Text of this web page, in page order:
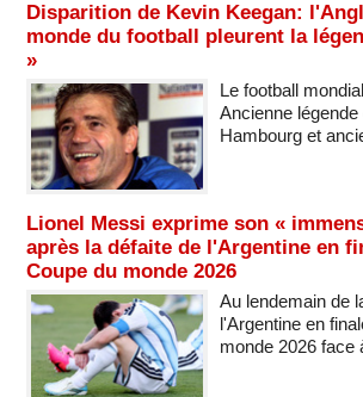
Disparition de Kevin Keegan:
monde du football pleurent la
»
Le football
Ancienne
Hambourg et
Lionel Messi exprime son «
après la défaite de l'Argentine en
Coupe du monde 2026
Au lendemain de
l'Argentine en
monde 2026 face